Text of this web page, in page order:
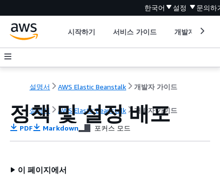
한국어 설정 문의하
시작하기 서비스 가이드 개발자 도구
설명서 AWS Elastic Beanstalk 개발자 가이드
설명서 AWS Elastic Beanstalk 개발자 가이드
정책 및 설정 배포
PDF Markdown 포커스 모드
이 페이지에서